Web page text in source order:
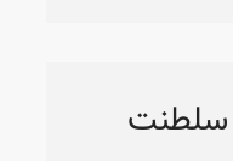
سلطنت